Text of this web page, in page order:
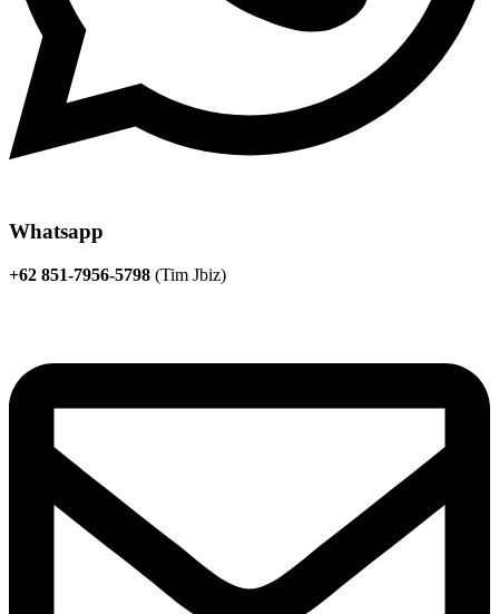
Whatsapp
+62 851-7956-5798 (Tim Jbiz)